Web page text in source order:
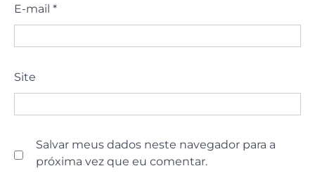
E-mail *
Site
Salvar meus dados neste navegador para a
próxima vez que eu comentar.